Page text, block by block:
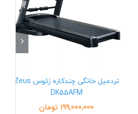
تردمیل خانگی چندکاره زئوس Zeus
DK55AFM
199,000,000 تومان